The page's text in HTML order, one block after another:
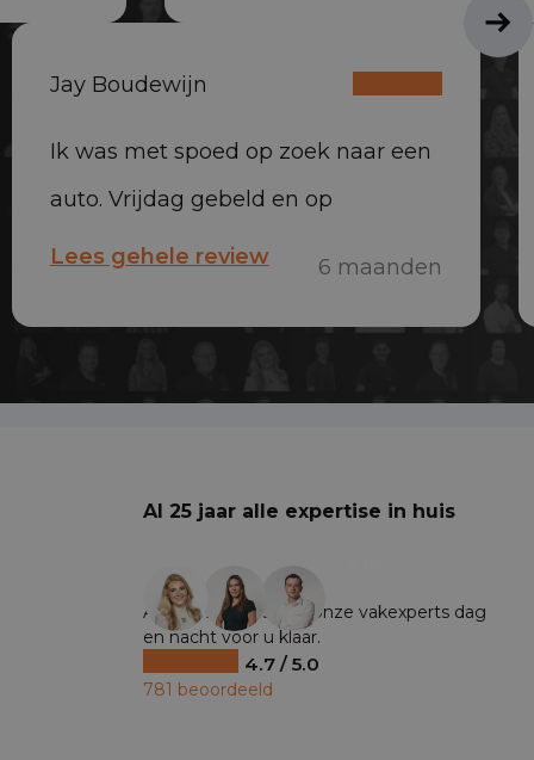
erg vriendelijk en
Absoluut aan te raden
Jay Boudewijn
Ik was met spoed op zoek naar een
auto. Vrijdag gebeld en op
maandag al voorzien van een auto.
Lees gehele review 6 maanden
Al 25 jaar alle expertise in huis
Al ruim 25 jaar staan onze vakexperts dag
en nacht voor u klaar.
4.7 / 5.0
781 beoordeeld